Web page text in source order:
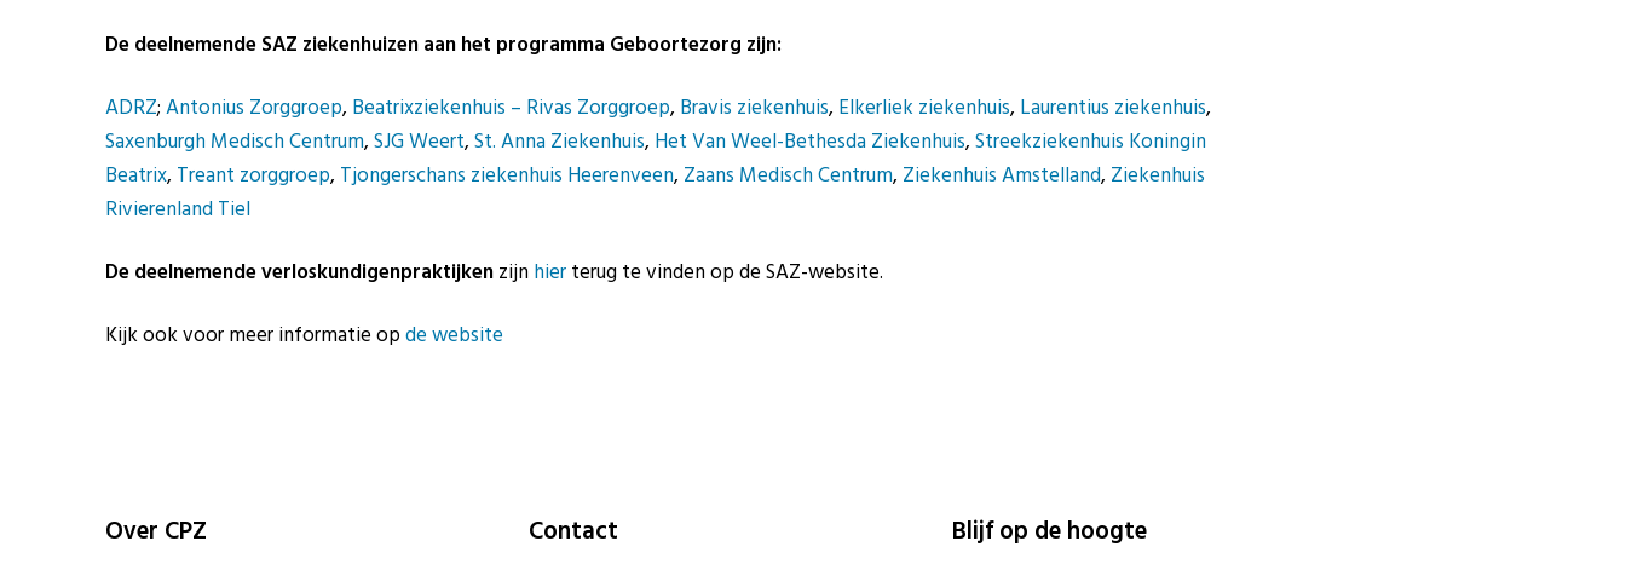
De deelnemende SAZ ziekenhuizen aan het programma Geboortezorg zijn:
ADRZ;Antonius Zorggroep, Beatrixziekenhuis – Rivas Zorggroep, Bravis ziekenhuis, Elkerliek ziekenhuis, Laurentius ziekenhuis,
Saxenburgh Medisch Centrum,SJG Weert,St. Anna Ziekenhuis, Het Van Weel-Bethesda Ziekenhuis,Streekziekenhuis Koningin
Beatrix, Treant zorggroep, Tjongerschans ziekenhuis Heerenveen, Zaans Medisch Centrum, Ziekenhuis Amstelland, Ziekenhuis
Rivierenland Tiel
De deelnemende verloskundigenpraktijkenzijnhierterug te vinden op de SAZ-website.
Kijk ook voor meer informatie opde website
Over CPZ Contact Blijf op de hoogte